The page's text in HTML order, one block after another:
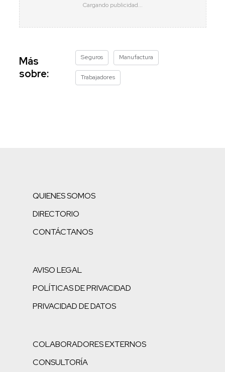
Más
sobre:
Seguros Manufactura
Trabajadores
QUIENES SOMOS
DIRECTORIO
CONTÁCTANOS
AVISO LEGAL
POLÍTICAS DE PRIVACIDAD
PRIVACIDAD DE DATOS
COLABORADORES EXTERNOS
CONSULTORÍA